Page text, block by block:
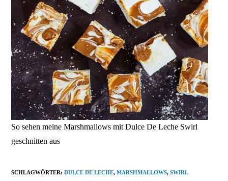
So sehen meine Marshmallows mit Dulce De Leche Swirl
geschnitten aus
SCHLAGWÖRTER:DULCE DE LECHE, MARSHMALLOWS, SWIRL